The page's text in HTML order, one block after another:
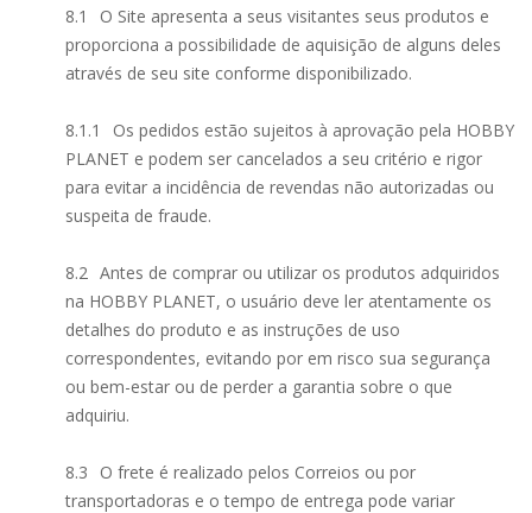
8.1
O Site apresenta a seus visitantes seus produtos e
proporciona a possibilidade de aquisição de alguns deles
através de seu site conforme disponibilizado.
8.1.1
Os pedidos estão sujeitos à aprovação pela HOBBY
PLANET e podem ser cancelados a seu critério e rigor
para evitar a incidência de revendas não autorizadas ou
suspeita de fraude.
8.2 Antes de comprar ou utilizar os produtos adquiridos
na HOBBY PLANET, o usuário deve ler atentamente os
detalhes do produto e as instruções de uso
correspondentes, evitando por em risco sua segurança
ou bem-estar ou de perder a garantia sobre o que
adquiriu.
8.3
O frete é realizado pelos Correios ou por
transportadoras e o tempo de entrega pode variar